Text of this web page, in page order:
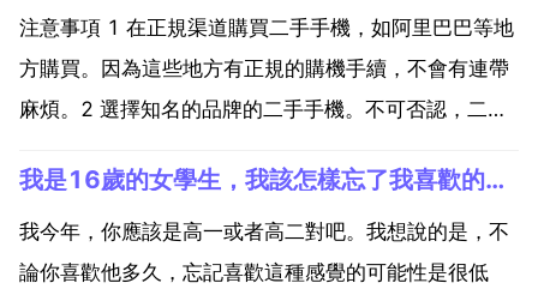
注意事項 1 在正規渠道購買二手手機，如阿里巴巴等地
方購買。因為這些地方有正規的購機手續，不會有連帶
麻煩。2 選擇知名的品牌的二手手機。不可否認，二手
需要維修，配件好買 維修方便 透明。以後再出手時也
會容易。3 拿到實物手機一定要先仔細體驗一下。爭取
將...
我是16歲的女學生，我該怎樣忘了我喜歡的男生？我喜歡他兩年了
我今年，你應該是高一或者高二對吧。我想說的是，不
論你喜歡他多久，忘記喜歡這種感覺的可能性是很低